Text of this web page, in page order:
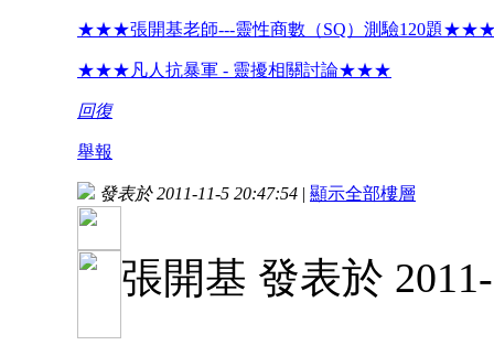
★★★張開基老師---靈性商數（SQ）測驗120題
★★★凡人抗暴軍 - 靈擾相關討論★★★
回復
舉報
發表於 2011-11-5 20:47:54 | 顯示全部樓層
張開基 發表於